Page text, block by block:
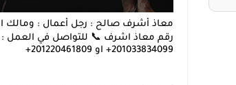
معاذ أشرف صالح : رجل أعمال : ومالك
رقم معاذ اشرف 📞 للتواصل في العمل :
201033834099+ او 201220461809+